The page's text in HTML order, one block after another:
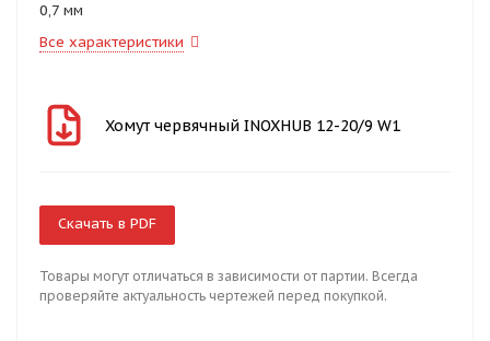
0,7 мм
Все характеристики
Хомут червячный INOXHUB 12-20/9 W1
Скачать в PDF
Товары могут отличаться в зависимости от партии. Всегда
проверяйте актуальность чертежей перед покупкой.